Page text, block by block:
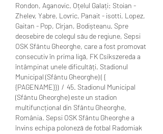
Rondon, Aganovic. Oțelul Galați: Stoian -
Zhelev, Yabre, Lovric, Panait - isotti, Lopez,
Gaitan - Pop, Cîrjan, Bodișteanu. Spre
deosebire de colegul său de regiune, Sepsi
OSK Sfântu Gheorghe, care a fost promovat
consecutiv în prima ligă, FK Csíkszereda a
întâmpinat unele dificultăți. Stadionul
Municipal (Sfântu Gheorghe) ( {
{PAGENAME}}) ﻿ / ﻿ 45. Stadionul Municipal
(Sfântu Gheorghe) este un stadion
multifuncțional din Sfântu Gheorghe,
România. Sepsi OSK Sfântu Gheorghe a
învins echipa poloneză de fotbal Radomiak